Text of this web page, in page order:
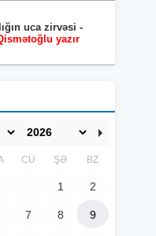
uca zirvəsi -
yazır
CÜ ŞƏ BZ
1 2
7 8 9